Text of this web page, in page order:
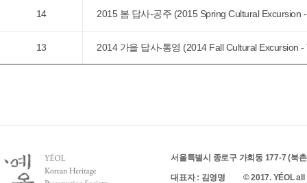
14 2015 봄 답사-공주 (2015 Spring Cultural Excursion
13 2014 가을 답사-통영 (2014 Fall Cultural Excursion -
서울특별시 종로구 가회동 177-7 (북
대표자 : 김영명 © 2017. YÉOL